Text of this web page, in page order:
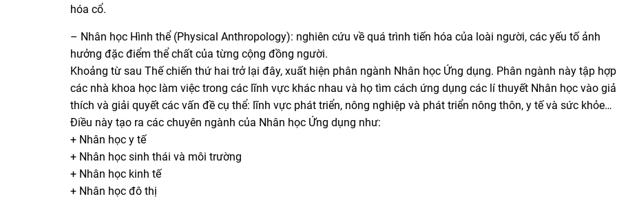
hóa cổ.
– Nhân học Hình thể (Physical Anthropology): nghiên cứu về quá trình tiến hóa của loài người, các yếu tố ảnh
hưởng đặc điểm thể chất của từng cộng đồng người.
Khoảng từ sau Thế chiến thứ hai trở lại đây, xuất hiện phân ngành Nhân học Ứng dụng. Phân ngành này tập hợp
các nhà khoa học làm việc trong các lĩnh vực khác nhau và họ tìm cách ứng dụng các lí thuyết Nhân học vào
thích và giải quyết các vấn đề cụ thể: lĩnh vực phát triển, nông nghiệp và phát triển nông thôn, y tế và sức khỏe…
Điều này tạo ra các chuyên ngành của Nhân học Ứng dụng như:
+ Nhân học y tế
+ Nhân học sinh thái và môi trường
+ Nhân học kinh tế
+ Nhân học đô thị